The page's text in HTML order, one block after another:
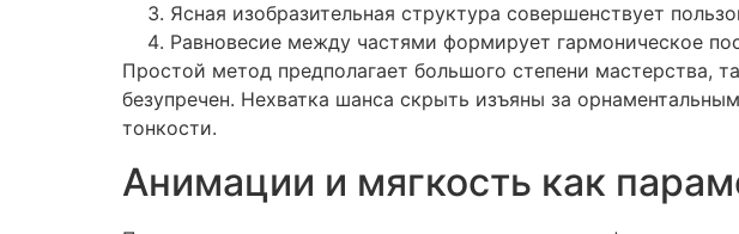
Ясная изобразительная структура совершенствует
Равновесие между частями формирует гармоническое
Простой метод предполагает большого степени мастерства,
безупречен. Нехватка шанса скрыть изъяны за
тонкости.
Анимации и мягкость как